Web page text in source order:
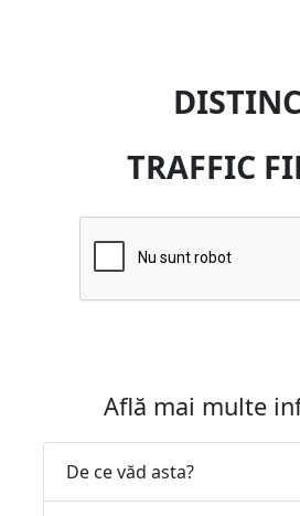
TRAFFIC
Află mai multe
De ce văd asta?